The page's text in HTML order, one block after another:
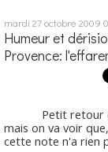
mardi 27octobre 2009
Humeur et
Provence:
Petit retour en
mais on va voir
cette note n'a rien